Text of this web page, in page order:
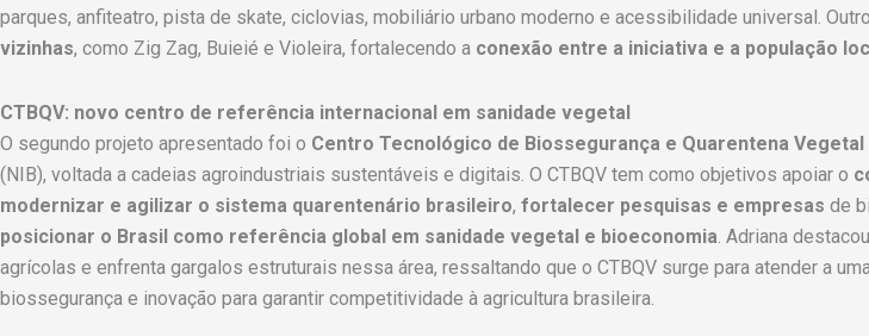
parques, anfiteatro, pista de skate, ciclovias, mobiliário urbano moderno e acessibilidade universal.
vizinhas, como Zig Zag, Buieié e Violeira, fortalecendo a conexão entre a iniciativa e a população
CTBQV: novo centro de referência internacional em sanidade vegetal
O segundo projeto apresentado foi o Centro Tecnológico de Biossegurança e Quarentena Vegetal
(NIB), voltada a cadeias agroindustriais sustentáveis e digitais. O CTBQV tem como objetivos apoiar o
modernizar e agilizar o sistema quarentenário brasileiro, fortalecer pesquisas e empresas de
posicionar o Brasil como referência global em sanidade vegetal e bioeconomia. Adriana
agrícolas e enfrenta gargalos estruturais nessa área, ressaltando que o CTBQV surge para atender a
biossegurança e inovação para garantir competitividade à agricultura brasileira.